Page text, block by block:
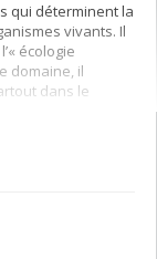
qui déterminent la
vivants. Il
écologie
domaine, il
dans le